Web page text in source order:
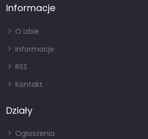
Informacje
O izbie
Informacje
RSS
Kontakt
Działy
Ogłoszenia